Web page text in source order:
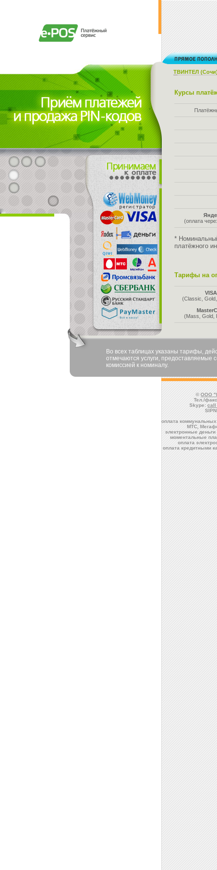
ТВИНТЕЛ
Курсы
(оплата
*
платёжного
Тарифы на
VISA
(Classic,
(Mass, Gold,
Во всех таблицах указаны тарифы,
отмечаются услуги, предоставляемые
комиссией к номиналу.
©ООО
Тел./
Skype:
оплата
МТС,
электронные
моментальные
оплата
оплата кредитными